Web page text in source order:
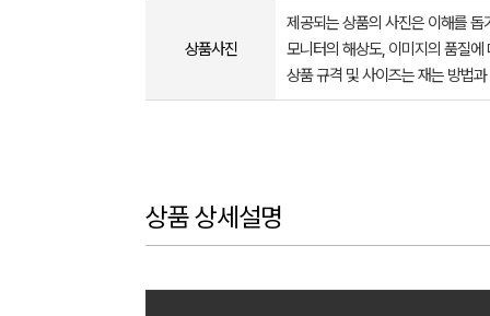
상품사진
제공되는 상품의 사진은 이해를
모니터의 해상도, 이미지의 품질
상품 규격 및 사이즈는 재는 방법
상품 상세설명